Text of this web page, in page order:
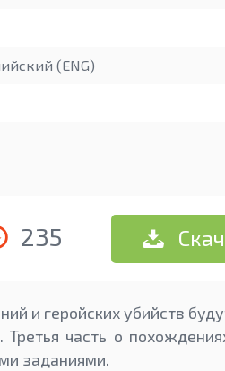
(ENG)
235
и геройских убийств
часть о
заданиями.